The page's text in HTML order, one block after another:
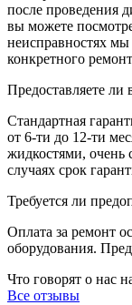
после проведения
вы можете
неисправностях мы
конкретного
Предоставляете ли
Стандартная
от 6-ти до 12-ти
жидкостями, очень
случаях срок
Требуется ли
Оплата за ремонт
оборудования.
Что говорят о нас
Все отзывы